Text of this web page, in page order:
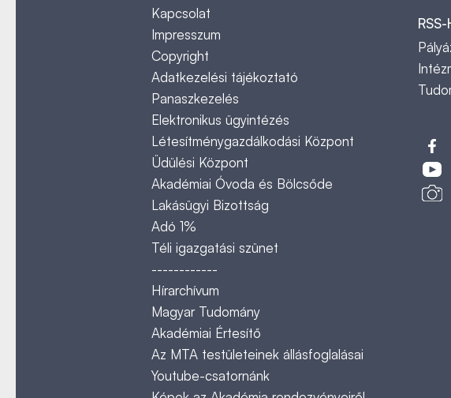
Kapcsolat
Impresszum
Copyright
Adatkezelési tájékoztató
Panaszkezelés
Elektronikus ügyintézés
Létesítménygazdálkodási Központ
Üdülési Központ
Akadémiai Óvoda és Bölcsőde
Lakásügyi Bizottság
Adó 1%
Téli igazgatási szünet
------------
Hírarchívum
Magyar Tudomány
Akadémiai Értesítő
Az MTA testületeinek állásfoglalásai
Youtube-csatornánk
RSS-